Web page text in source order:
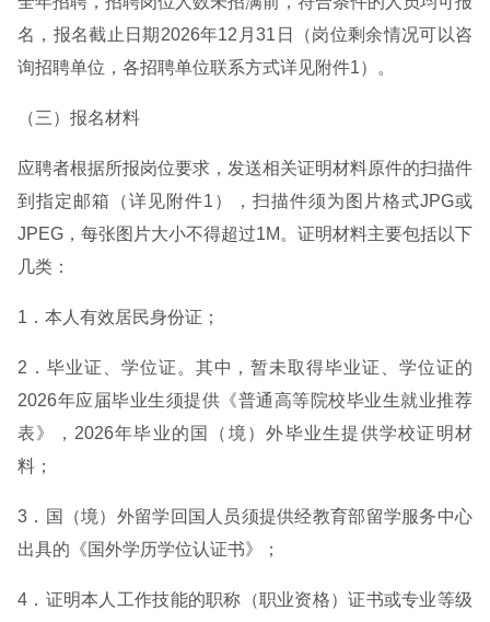
名，报名截止日期2026年12月31日（岗位剩余情况可以咨
询招聘单位，各招聘单位联系方式详见附件1）。
（三）报名材料
应聘者根据所报岗位要求，发送相关证明材料原件的扫描件
到指定邮箱（详见附件1），扫描件须为图片格式JPG或
JPEG，每张图片大小不得超过1M。证明材料主要包括以下
几类：
1．本人有效居民身份证；
2．毕业证、学位证。其中，暂未取得毕业证、学位证的
2026年应届毕业生须提供《普通高等院校毕业生就业推荐
表》，2026年毕业的国（境）外毕业生提供学校证明材
料；
3．国（境）外留学回国人员须提供经教育部留学服务中心
出具的《国外学历学位认证书》；
4．证明本人工作技能的职称（职业资格）证书或专业等级